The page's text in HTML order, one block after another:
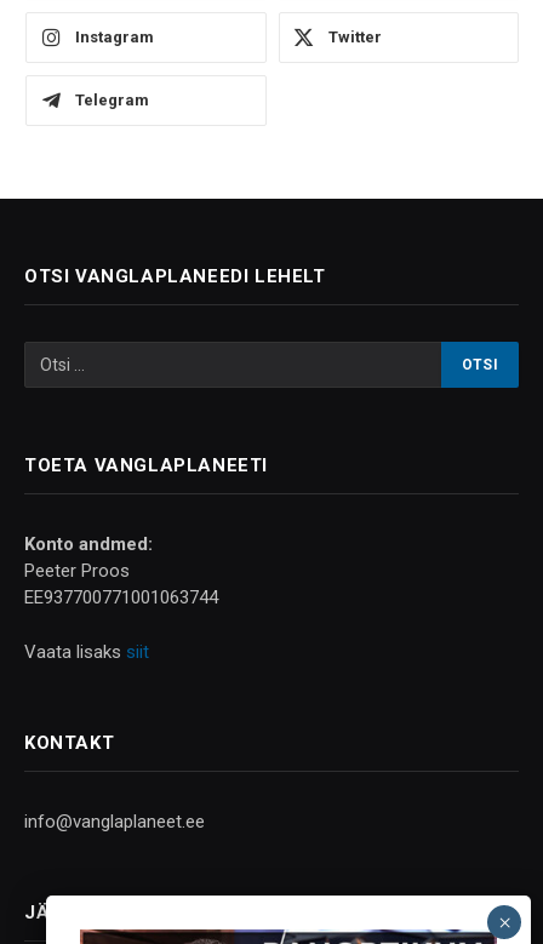
Instagram Twitter
Telegram
OTSI VANGLAPLANEEDI LEHELT
TOETA VANGLAPLANEETI
Konto andmed:
Peeter Proos
EE937700771001063744
Vaata lisaks siit
KONTAKT
info@vanglaplaneet.ee
JÄLGI SOTSIAALMEEDIAS